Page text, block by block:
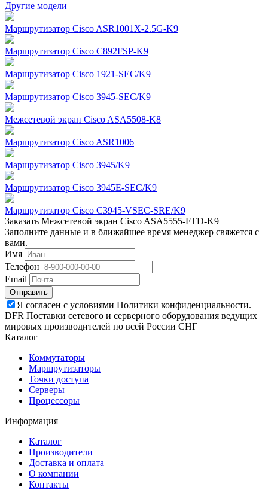
Другие модели
Маршрутизатор Cisco ASR1001X-2.5G-K9
Маршрутизатор Cisco C892FSP-K9
Маршрутизатор Cisco 1921-SEC/K9
Маршрутизатор Cisco 3945-SEC/K9
Межсетевой экран Cisco ASA5508-K8
Маршрутизатор Cisco ASR1006
Маршрутизатор Cisco 3945/K9
Маршрутизатор Cisco 3945E-SEC/K9
Маршрутизатор Cisco C3945-VSEC-SRE/K9
Заказать Межсетевой экран Cisco ASA5555-FTD-K9
Заполните данные и в ближайшее время менеджер свяжется с
вами.
Имя
Телефон
Email
Отправить
Я согласен с условиями Политики конфиденциальности.
DFR Поставки сетевого и серверного оборудования ведущих
мировых производителей по всей России СНГ
Каталог
Коммутаторы
Маршрутизаторы
Точки доступа
Серверы
Процессоры
Информация
Каталог
Производители
Доставка и оплата
О компании
Контакты